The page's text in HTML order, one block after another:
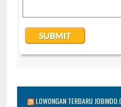
LOWONGAN TERBARU